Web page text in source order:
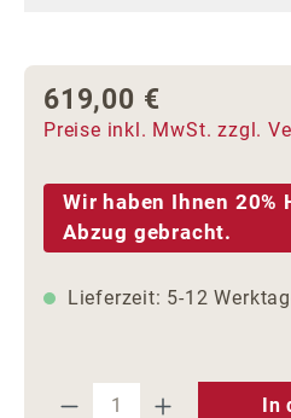
Regulärer Preis:
619,00 €
Preise inkl. MwSt. zzgl.
Wir haben Ihnen
Abzug gebracht.
Lieferzeit: 5-12
Produkt Anzahl: In